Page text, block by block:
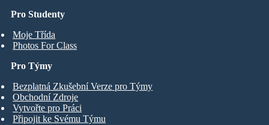
Pro Studenty
Moje Třída
Photos For Class
Pro Týmy
Bezplatná Zkušební Verze pro Týmy
Obchodní Zdroje
Vytvořte pro Práci
Připojit ke Svému Týmu